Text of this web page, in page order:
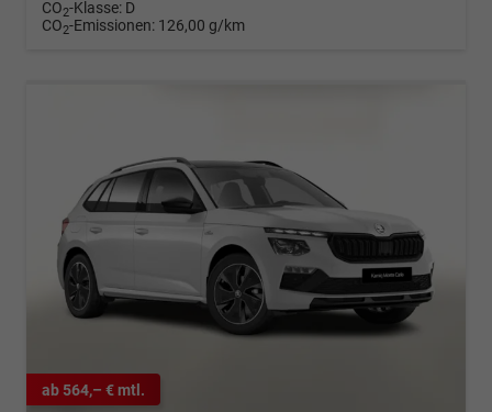
CO2-Klasse: D
CO2-Emissionen: 126,00 g/km
ab 564,– € mtl.